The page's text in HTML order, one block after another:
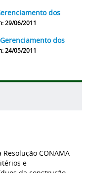
dos
29/06/2011
dos
24/05/2011
Resolução CONAMA
e